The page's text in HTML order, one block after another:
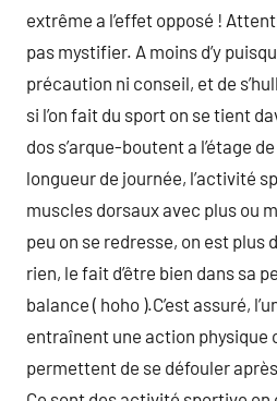
extrême a l’effet opposé !
pas mystifier. A moins d’y
précaution ni conseil, et de
si l’on fait du sport on se tient
dos s’arque-boutent a l’étage
longueur de journée, l’activité
muscles dorsaux avec plus ou
peu on se redresse, on est plus
rien, le fait d’être bien dans sa
balance ( hoho ).C’est assuré,
entraînent une action physique
permettent de se défouler